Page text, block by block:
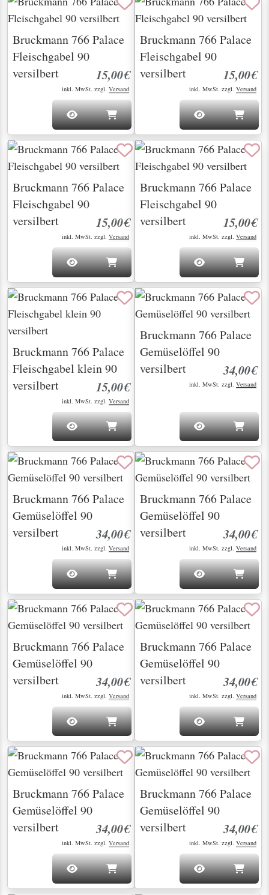
Bruckmann 766 Palace
Fleischgabel 90
versilbert
15,00€
inkl. MwSt. zzgl. Versand
Bruckmann 766 Palace
Fleischgabel 90
versilbert
15,00€
inkl. MwSt. zzgl. Versand
Bruckmann 766 Palace
Fleischgabel 90
versilbert
15,00€
inkl. MwSt. zzgl. Versand
Bruckmann 766 Palace
Fleischgabel 90
versilbert
15,00€
inkl. MwSt. zzgl. Versand
Bruckmann 766 Palace
Fleischgabel klein 90
versilbert
15,00€
inkl. MwSt. zzgl. Versand
Bruckmann 766 Palace
Gemüselöffel 90
versilbert
34,00€
inkl. MwSt. zzgl. Versand
Bruckmann 766 Palace
Gemüselöffel 90
versilbert
34,00€
inkl. MwSt. zzgl. Versand
Bruckmann 766 Palace
Gemüselöffel 90
versilbert
34,00€
inkl. MwSt. zzgl. Versand
Bruckmann 766 Palace
Gemüselöffel 90
versilbert
34,00€
inkl. MwSt. zzgl. Versand
Bruckmann 766 Palace
Gemüselöffel 90
versilbert
34,00€
inkl. MwSt. zzgl. Versand
Bruckmann 766 Palace
Gemüselöffel 90
versilbert
34,00€
inkl. MwSt. zzgl. Versand
Bruckmann 766 Palace
Gemüselöffel 90
versilbert
34,00€
inkl. MwSt. zzgl. Versand